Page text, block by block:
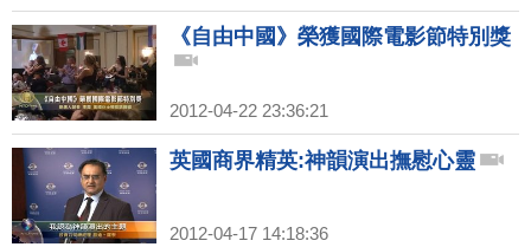
《自由中國》榮獲國際電影節特別獎
2012-04-22 23:36:21
英國商界精英:神韻演出撫慰心靈
2012-04-17 14:18:36